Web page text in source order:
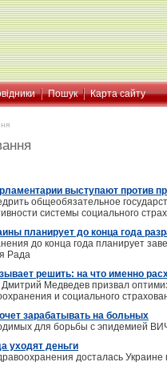
Пошук Карта сайту
выступают против
общеобязательное
системы социального
планирует до конца года
до конца года планирует
Рада
решить: на что именно
Медведев призвал
и социального
зарабатывать на больных
для борьбы с эпидемией
уходят деньги
досталась